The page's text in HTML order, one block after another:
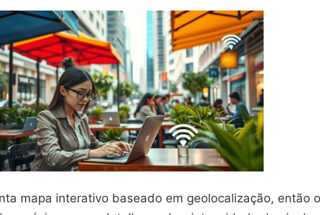
mapa interativo baseado em geolocalização, então o